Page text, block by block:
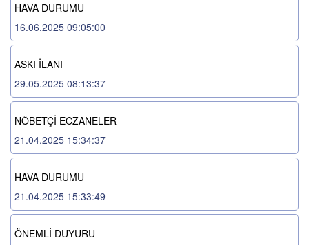
HAVA DURUMU
16.06.2025 09:05:00
ASKI İLANI
29.05.2025 08:13:37
NÖBETÇİ ECZANELER
21.04.2025 15:34:37
HAVA DURUMU
21.04.2025 15:33:49
ÖNEMLİ DUYURU